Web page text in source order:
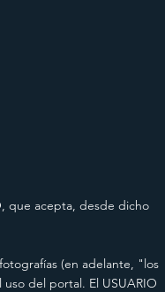
que acepta, desde dicho
(en adelante, "los
del portal. El USUARIO